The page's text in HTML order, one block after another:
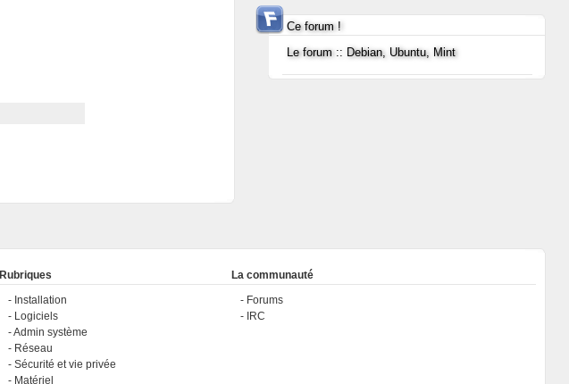
Ce forum !
Le forum :: Debian, Ubuntu, Mint
Rubriques
Installation
Logiciels
Admin système
Réseau
Sécurité et vie privée
Matériel
La communauté
Forums
IRC